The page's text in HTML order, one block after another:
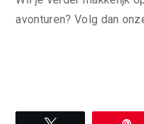
avonturen? Volg dan